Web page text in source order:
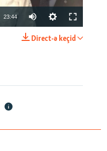
23:44
Direct-ə keçid